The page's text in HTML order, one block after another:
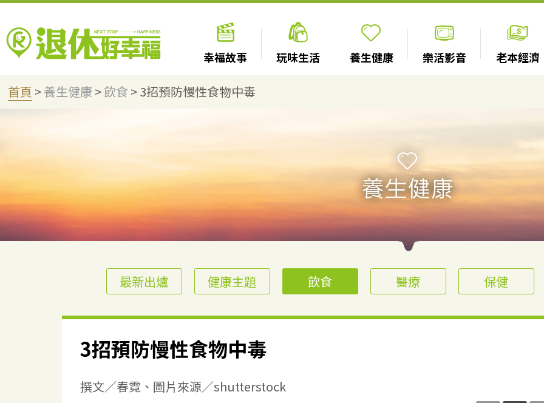
幸福故事 玩味生活 養生健康 樂活影音 老本經濟
首頁 >養生健康>飲食 >3招預防慢性食物中毒
最新出爐 健康主題 飲食 醫療 保健
3招預防慢性食物中毒
撰文／春霓、圖片來源／shutterstock